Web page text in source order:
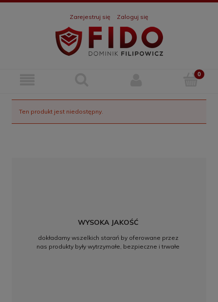
Zarejestruj się Zaloguj się
Ten produkt jest niedostępny.
WYSOKA JAKOŚĆ
dokładamy wszelkich starań by oferowane przez
nas produkty były wytrzymałe, bezpieczne i trwałe